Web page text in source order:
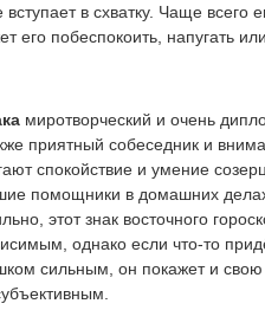
вступает в схватку. Чаще всего
его побеспокоить, напугать
миротворческий и очень
приятный собеседник и
спокойствие и умение
помощники в домашних
этот знак восточного
однако если что-то
сильным, он покажет и свою